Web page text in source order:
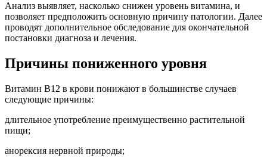
Анализ выявляет, насколько снижен уровень витамина, и
позволяет предположить основную причину патологии. Далее
проводят дополнительное обследование для окончательной
постановки диагноза и лечения.
Причины пониженного уровня
Витамин В12 в крови понижают в большинстве случаев
следующие причины:
длительное употребление преимущественно растительной
пищи;
анорексия нервной природы;